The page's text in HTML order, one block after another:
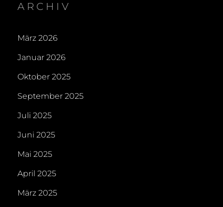
ARCHIV
März 2026
Januar 2026
Oktober 2025
September 2025
Juli 2025
Juni 2025
Mai 2025
April 2025
März 2025